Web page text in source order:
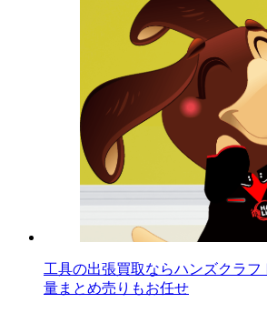
工具の出張買取ならハンズクラフ
量まとめ売りもお任せ